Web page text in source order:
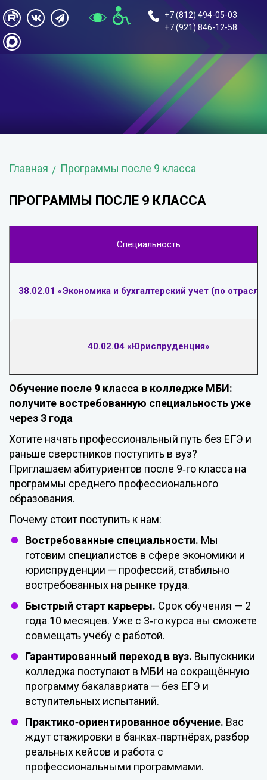
+7 (812) 494-05-03
+7 (921) 846-12-58
Главная Программы после 9 класса
ПРОГРАММЫ ПОСЛЕ 9 КЛАССА
Специальность
38.02.01 «Экономика и бухгалтерский учет (по
40.02.04 «Юриспруденция»
Обучение после 9 класса в колледже МБИ:
получите востребованную специальностьуже
через 3 года
Хотите начать профессиональный путь без ЕГЭ и
раньше сверстников поступить в вуз?
Приглашаем абитуриентов после 9‑го класса на
программы среднего профессионального
образования.
Почему стоит поступить к нам:
Востребованные специальности. Мы
готовим специалистов в сфере экономики и
юриспруденции — профессий, стабильно
востребованных на рынкетруда.
Быстрый старт карьеры. Срок обучения — 2
года 10 месяцев. Уже с 3‑го курса вы сможете
cовмещатьучёбу с работой.
Гарантированный переход в вуз. Выпускники
колледжа поступают в МБИ на сокращённую
программу бакалавриата — без ЕГЭ и
вступительных испытаний.
Практико‑ориентированное обучение. Вас
ждут стажировки в банках‑партнёрах, разбор
реальных кейсов и работа с
профессиональными программами.